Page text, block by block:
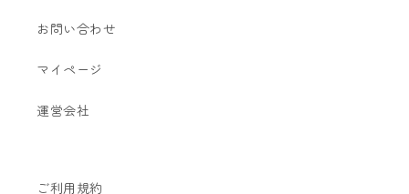
お問い合わせ
マイページ
運営会社
ご利用規約